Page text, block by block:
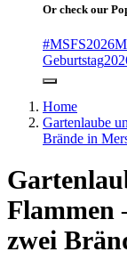
Or check our
Geburtstag
Home
Gartenlaube
Brände in
Flammen
zwei